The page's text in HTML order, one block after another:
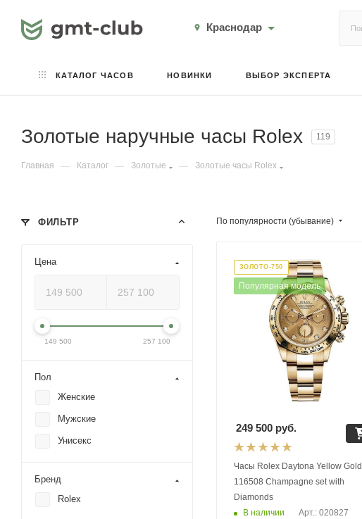
Краснодар
КАТАЛОГ ЧАСОВ НОВИНКИ ВЫБОР ЭКСПЕРТА
Золотые наручные часы Rolex 119
Главная — Каталог — Золотые — Золотые часы Rolex
По популярности (убывание)
ЗОЛОТО-750
Популярная модель
Часы Rolex Daytona Yellow Gold
116508 Champagne set with
Diamonds
В наличии
Арт.: 020827
249 500 руб.
ФИЛЬТР
Цена
149 500 257 100
Пол
Женские
Мужские
Унисекс
Бренд
Rolex